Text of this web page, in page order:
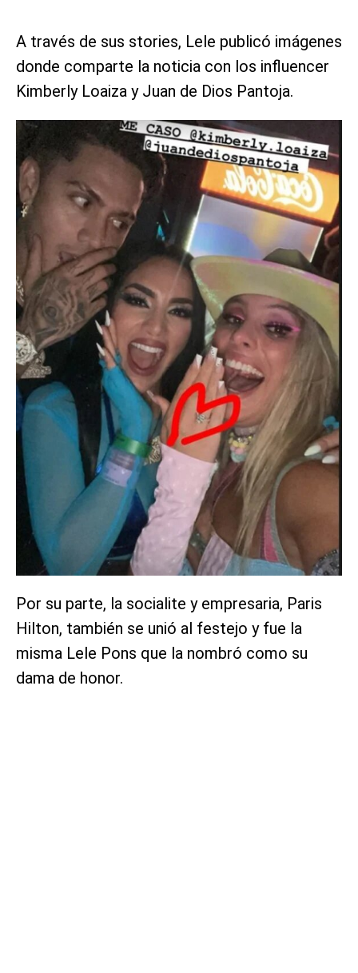
A través de sus stories, Lele publicó imágenes
donde comparte la noticia con los influencer
Kimberly Loaiza y Juan de Dios Pantoja.
Por su parte, la socialite y empresaria, Paris
Hilton, también se unió al festejo y fue la
misma Lele Pons que la nombró como su
dama de honor.